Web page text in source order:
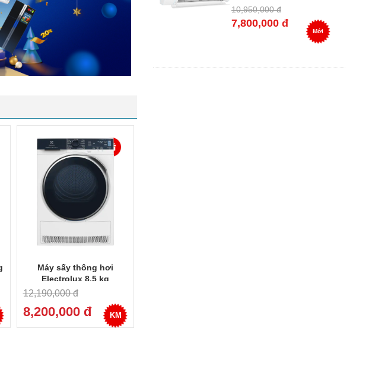
Máy sấy thông hơi
Electrolux 8.5 kg
EDV854J3WB
12,190,000 đ
8,200,000 đ KM
10,950,000 đ
7,800,000 đ
Mới